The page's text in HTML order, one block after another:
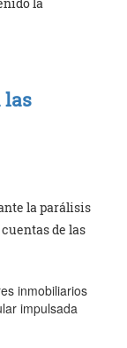
las
la parálisis
de las
inmobiliarios
impulsada